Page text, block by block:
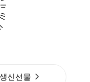
신선물